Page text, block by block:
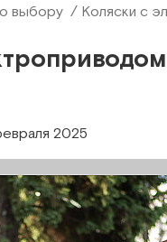
выбору Коляски с
2025